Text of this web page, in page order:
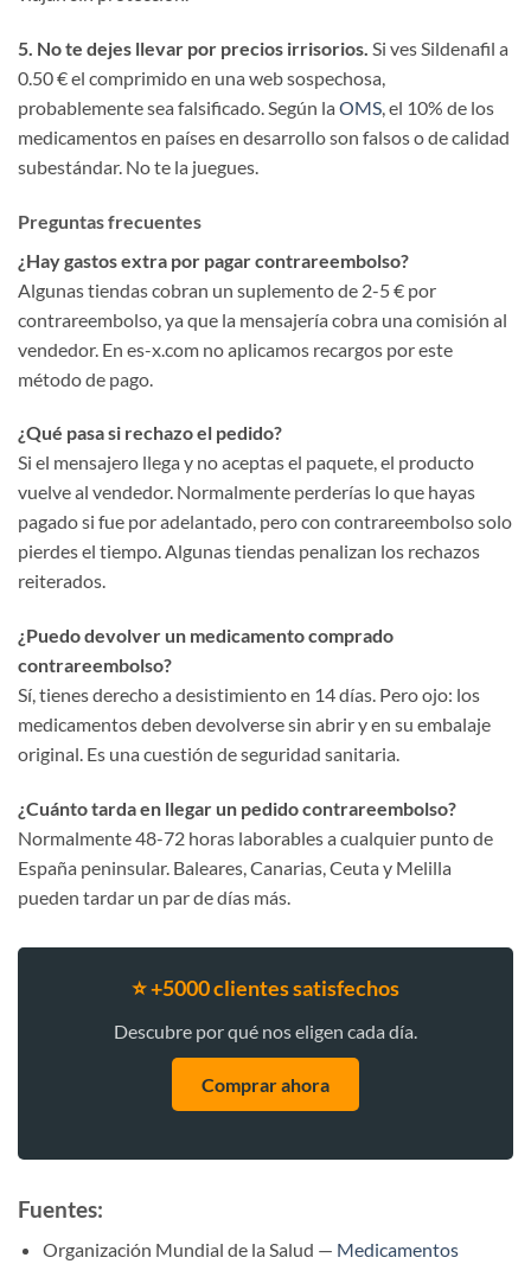
5. No te dejes llevar por precios irrisorios. Si ves Sildenafil a
0.50 € el comprimido en una web sospechosa,
probablemente sea falsificado. Según la OMS , el 10% de los
medicamentos en países en desarrollo son falsos o de calidad
subestándar. No te la juegues.
Preguntas frecuentes
¿Hay gastos extra por pagar contrareembolso?
Algunas tiendas cobran un suplemento de 2-5 € por
contrareembolso, ya que la mensajería cobra una comisión al
vendedor. En es-x.com no aplicamos recargos por este
método de pago.
¿Qué pasa si rechazo el pedido?
Si el mensajero llega y no aceptas el paquete, el producto
vuelve al vendedor. Normalmente perderías lo que hayas
pagado si fue por adelantado, pero con contrareembolso solo
pierdes el tiempo. Algunas tiendas penalizan los rechazos
reiterados.
¿Puedo devolver un medicamento comprado
contrareembolso?
Sí, tienes derecho a desistimiento en 14 días. Pero ojo: los
medicamentos deben devolverse sin abrir y en su embalaje
original. Es una cuestión de seguridad sanitaria.
¿Cuánto tarda en llegar un pedido contrareembolso?
Normalmente 48-72 horas laborables a cualquier punto de
España peninsular. Baleares, Canarias, Ceuta y Melilla
pueden tardar un par de días más.
⭐ +5000 clientes satisfechos
Descubre por qué nos eligen cada día.
Comprar ahora
Fuentes:
Organización Mundial de la Salud — Medicamentos